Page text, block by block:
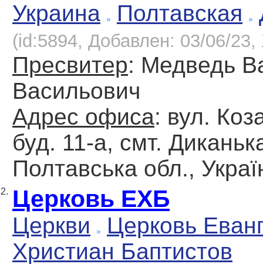
Украина
Полтавская
(id:5894, Добавлен: 03/06/23,
Пресвитер: Медведь
Васильович
Адрес офиса: вул.
буд. 11-а, смт.
Полтавська обл.,
2. Церковь ЕХБ
Церкви
Церковь
Христиан Баптистов